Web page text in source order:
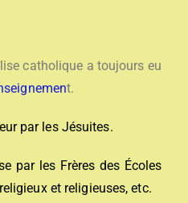
catholique a toujours eu
t.
par les Jésuites.
par les Frères des Écoles
et religieuses, etc.